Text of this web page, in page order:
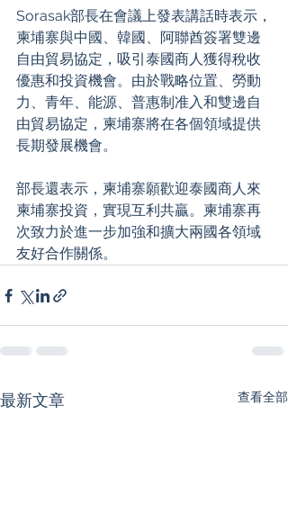
Sorasak部長在會議上發表講話時表示，
柬埔寨與中國、韓國、阿聯酋簽署雙邊
自由貿易協定，吸引泰國商人獲得稅收
優惠和投資機會。由於戰略位置、勞動
力、青年、能源、普惠制准入和雙邊自
由貿易協定，柬埔寨將在各個領域提供
長期發展機會。
部長還表示，柬埔寨願歡迎泰國商人來
柬埔寨投資，實現互利共贏。柬埔寨再
次致力於進一步加強和擴大兩國各領域
友好合作關係。
最新文章 查看全部